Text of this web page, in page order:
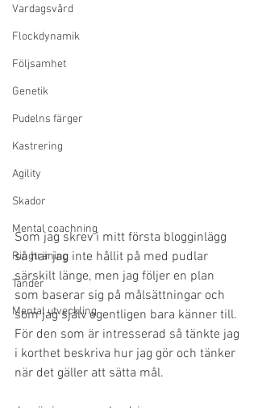
Vardagsvård
Flockdynamik
Följsamhet
Genetik
Pudelns färger
Kastrering
Agility
Skador
Mental coachning
Ringträning
Tänder
Mental utveckling
Som jag skrev i mitt första blogginlägg
så har jag inte hållit på med pudlar
särskilt länge, men jag följer en plan
som baserar sig på målsättningar och
som jag själv egentligen bara känner till.
För den som är intresserad så tänkte jag
i korthet beskriva hur jag gör och tänker
när det gäller att sätta mål.